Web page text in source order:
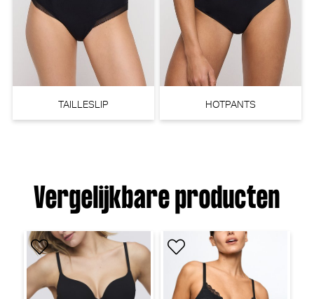
TAILLESLIP HOTPANTS
Vergelijkbare producten